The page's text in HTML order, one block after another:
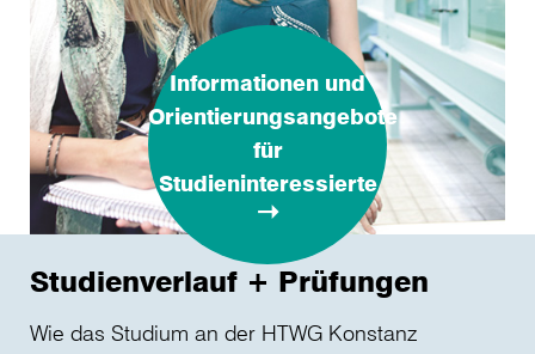
Informationen und
Orientierungsangebote
für
Studieninteressierte
Studienverlauf + Prüfungen
Wie das Studium an der HTWG Konstanz